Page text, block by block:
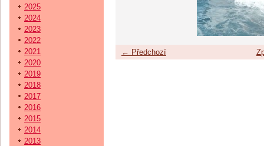
← Předchozí
2025
2024
2023
2022
2021
2020
2019
2018
2017
2016
2015
2014
2013